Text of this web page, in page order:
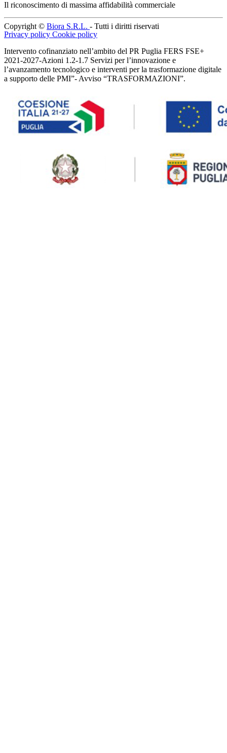
Il riconoscimento di massima affidabilità commerciale
Copyright © Biora S.R.L. - Tutti i diritti riservati
Privacy policy Cookie policy
Intervento cofinanziato nell’ambito del PR Puglia FERS FSE+
2021-2027-Azioni 1.2-1.7 Servizi per l’innovazione e
l’avanzamento tecnologico e interventi per la trasformazione digitale
a supporto delle PMI”- Avviso “TRASFORMAZIONI”.